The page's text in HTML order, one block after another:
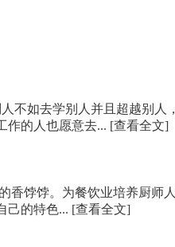
不如去学别人并且超越别
作的人也愿意去... [查看全文]
香饽饽。为餐饮业培养厨
己的特色... [查看全文]